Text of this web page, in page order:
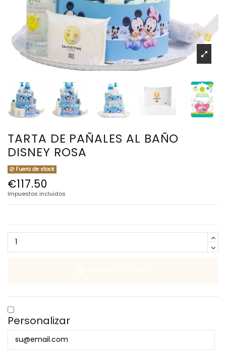
TARTA DE PAÑALES AL BAÑO
DISNEY ROSA
Fuera de stock
€117.50
Impuestos incluidos
Personalizar